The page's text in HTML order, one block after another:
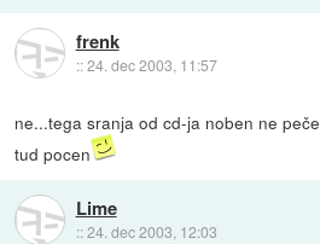
frenk
::24. dec 2003, 11:57
ne...tega sranja od cd-ja noben ne peče
tud pocen
Lime
::24. dec 2003, 12:03